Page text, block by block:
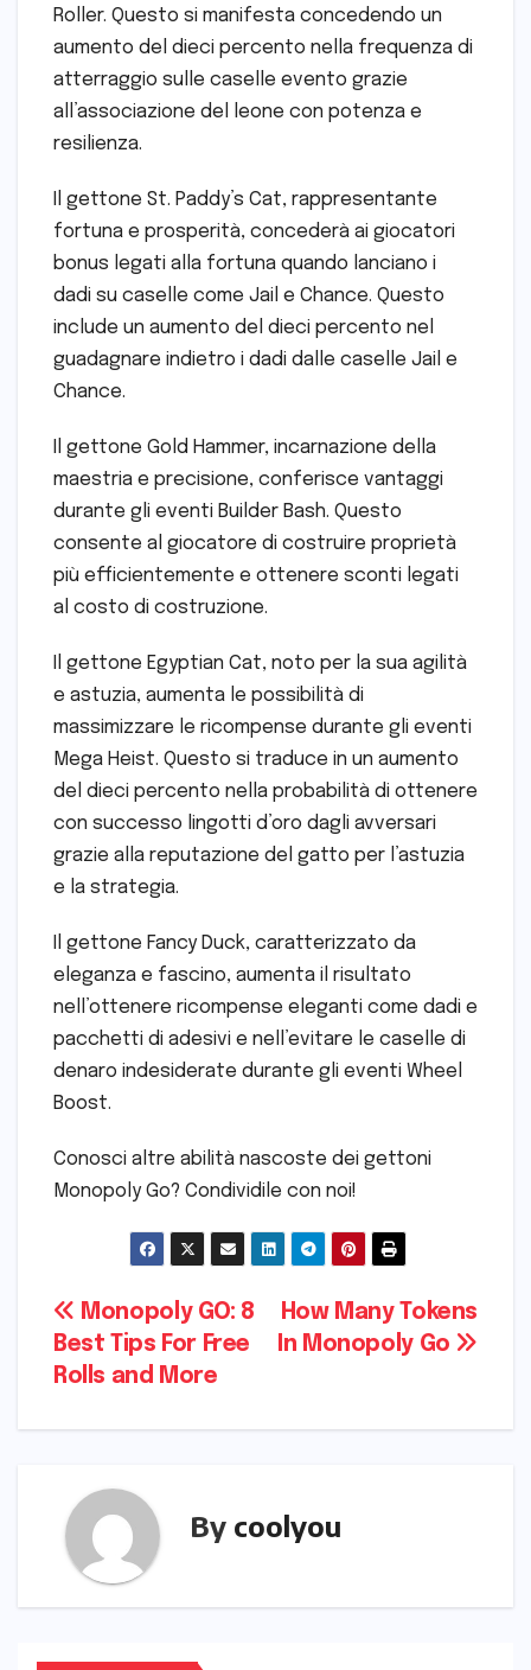
Roller. Questo si manifesta concedendo un
aumento del dieci percento nella frequenza di
atterraggio sulle caselle evento grazie
all’associazione del leone con potenza e
resilienza.
Il gettone St. Paddy’s Cat, rappresentante
fortuna e prosperità, concederà ai giocatori
bonus legati alla fortuna quando lanciano i
dadi su caselle come Jail e Chance. Questo
include un aumento del dieci percento nel
guadagnare indietro i dadi dalle caselle Jail e
Chance.
Il gettone Gold Hammer, incarnazione della
maestria e precisione, conferisce vantaggi
durante gli eventi Builder Bash. Questo
consente al giocatore di costruire proprietà
più efficientemente e ottenere sconti legati
al costo di costruzione.
Il gettone Egyptian Cat, noto per la sua agilità
e astuzia, aumenta le possibilità di
massimizzare le ricompense durante gli eventi
Mega Heist. Questo si traduce in un aumento
del dieci percento nella probabilità di ottenere
con successo lingotti d’oro dagli avversari
grazie alla reputazione del gatto per l’astuzia
e la strategia.
Il gettone Fancy Duck, caratterizzato da
eleganza e fascino, aumenta il risultato
nell’ottenere ricompense eleganti come dadi e
pacchetti di adesivi e nell’evitare le caselle di
denaro indesiderate durante gli eventi Wheel
Boost.
Conosci altre abilità nascoste dei gettoni
Monopoly Go? Condividile con noi!
Post
navigation
How Many Tokens
In Monopoly Go
Monopoly GO: 8
Best Tips For Free
Rolls and More
By coolyou